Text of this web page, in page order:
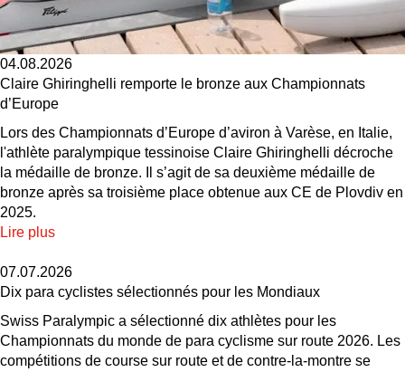
04.08.2026
Claire Ghiringhelli remporte le bronze aux Championnats
d’Europe
Lors des Championnats d’Europe d’aviron à Varèse, en Italie,
l'athlète paralympique tessinoise Claire Ghiringhelli décroche
la médaille de bronze. Il s’agit de sa deuxième médaille de
bronze après sa troisième place obtenue aux CE de Plovdiv en
2025.
Lire plus
07.07.2026
Dix para cyclistes sélectionnés pour les Mondiaux
Swiss Paralympic a sélectionné dix athlètes pour les
Championnats du monde de para cyclisme sur route 2026. Les
compétitions de course sur route et de contre-la-montre se